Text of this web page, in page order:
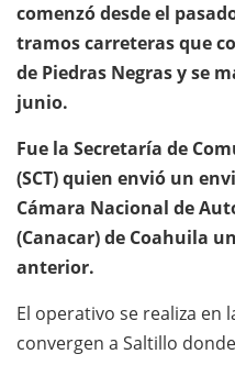
comenzó desde el
tramos carreteras que
de Piedras Negras y se
junio.
Fue la Secretaría de
(SCT) quien envió un
Cámara Nacional de
(Canacar) de Coahuila
anterior.
El operativo se realiza en
convergen a Saltillo